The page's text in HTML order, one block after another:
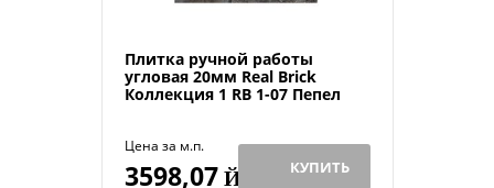
Плитка ручной работы
угловая 20мм Real Brick
Коллекция 1 RB 1-07 Пепел
Цена за м.п.
3598,07Й КУПИТЬ